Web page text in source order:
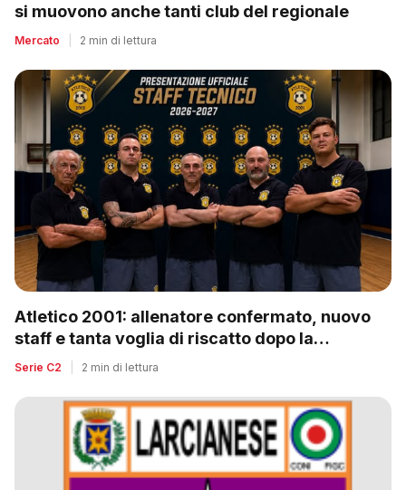
si muovono anche tanti club del regionale
Mercato 2 min di lettura
Atletico 2001: allenatore confermato, nuovo
staff e tanta voglia di riscatto dopo la
retrocessione
Serie C2 2 min di lettura